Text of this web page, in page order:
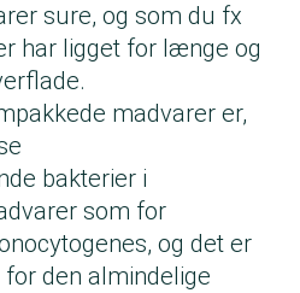
sure, og som du fx
har ligget for længe og
madvarer er,
bakterier i
som for
og det er
den almindelige